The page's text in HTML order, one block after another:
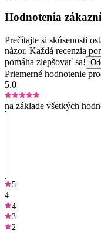
Hodnotenia
Prečítajte si skúsenosti
názor. Každá recenzia
pomáha zlepšovať sa!
Priemerné hodnotenie
5.0
na základe všetkých
5
4
4
3
2